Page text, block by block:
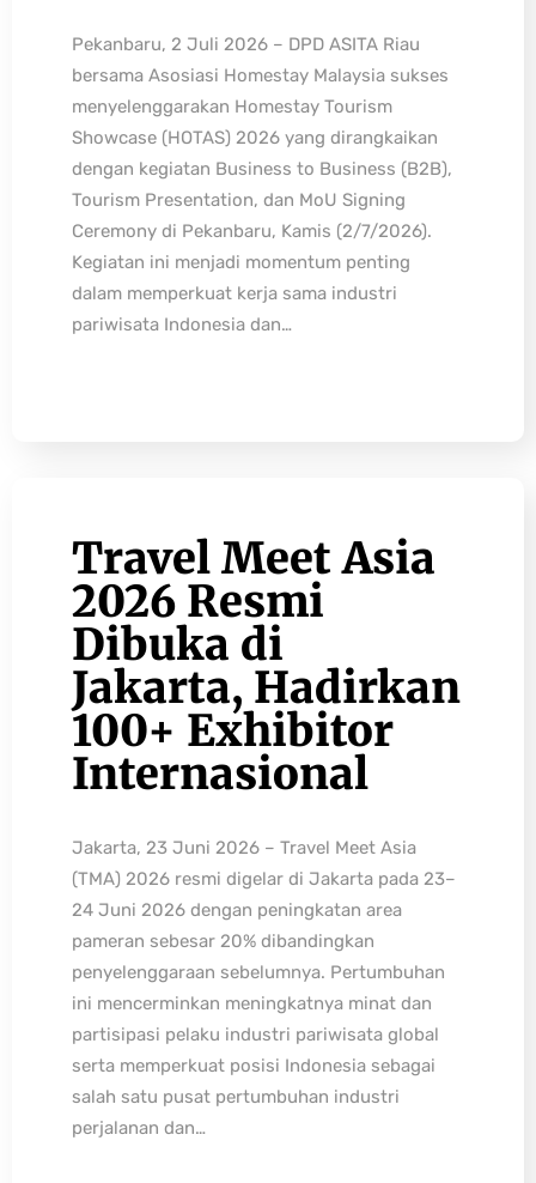
Pekanbaru, 2 Juli 2026 – DPD ASITA Riau
bersama Asosiasi Homestay Malaysia sukses
menyelenggarakan Homestay Tourism
Showcase (HOTAS) 2026 yang dirangkaikan
dengan kegiatan Business to Business (B2B),
Tourism Presentation, dan MoU Signing
Ceremony di Pekanbaru, Kamis (2/7/2026).
Kegiatan ini menjadi momentum penting
dalam memperkuat kerja sama industri
pariwisata Indonesia dan…
Travel Meet Asia
2026 Resmi
Dibuka di
Jakarta, Hadirkan
100+ Exhibitor
Internasional
Jakarta, 23 Juni 2026 – Travel Meet Asia
(TMA) 2026 resmi digelar di Jakarta pada 23–
24 Juni 2026 dengan peningkatan area
pameran sebesar 20% dibandingkan
penyelenggaraan sebelumnya. Pertumbuhan
ini mencerminkan meningkatnya minat dan
partisipasi pelaku industri pariwisata global
serta memperkuat posisi Indonesia sebagai
salah satu pusat pertumbuhan industri
perjalanan dan…